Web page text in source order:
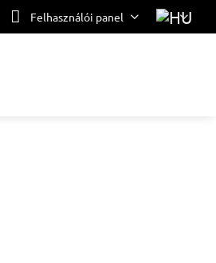
Felhasználói panel